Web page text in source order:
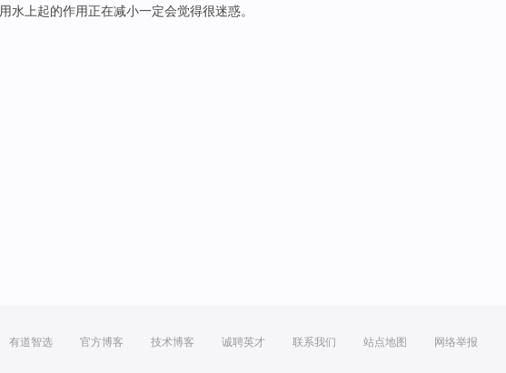
用水上起的作用正在减小一定会觉得很迷惑。
有道智选 官方博客 技术博客 诚聘英才 联系我们 站点地图 网络举报